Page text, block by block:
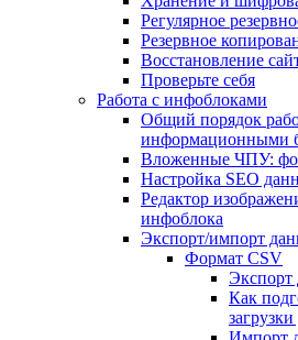
Регулярное
Резервное
Восстановление
Проверьте себя
Работа с инфоблоками
Общий порядок
информационными
Вложенные ЧПУ:
Настройка SEO
Редактор
инфоблока
Экспорт/импорт
Формат CSV
Экспорт
Как